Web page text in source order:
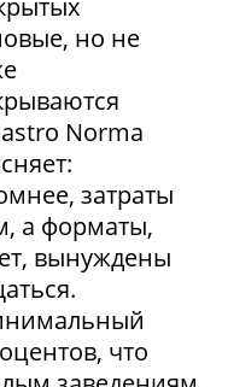
но не
Norma
затраты
а форматы,
вынуждены
что